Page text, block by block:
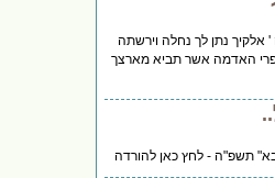
אלקיך נתן לך נחלה וירשתה
האדמה אשר תביא מארצך
תשפ"ה - לחץ כאן להורדה